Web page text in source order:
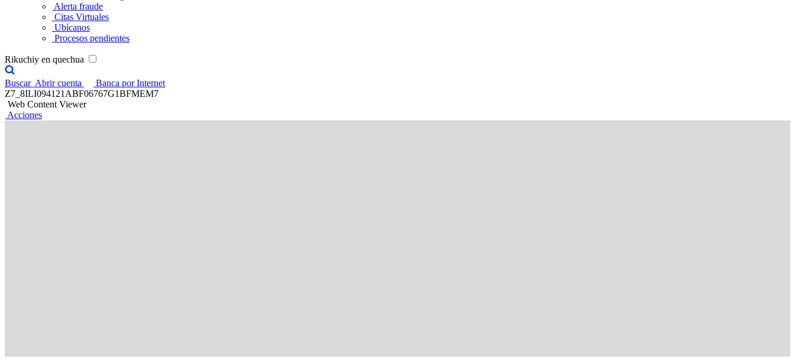
Alerta fraude
Citas Virtuales
Ubícanos
Procesos pendientes
Rikuchiy en quechua
Buscar Abrir cuenta
Banca por Internet
Z7_8ILI094121ABF06767G1BFMEM7
Web Content Viewer
Acciones